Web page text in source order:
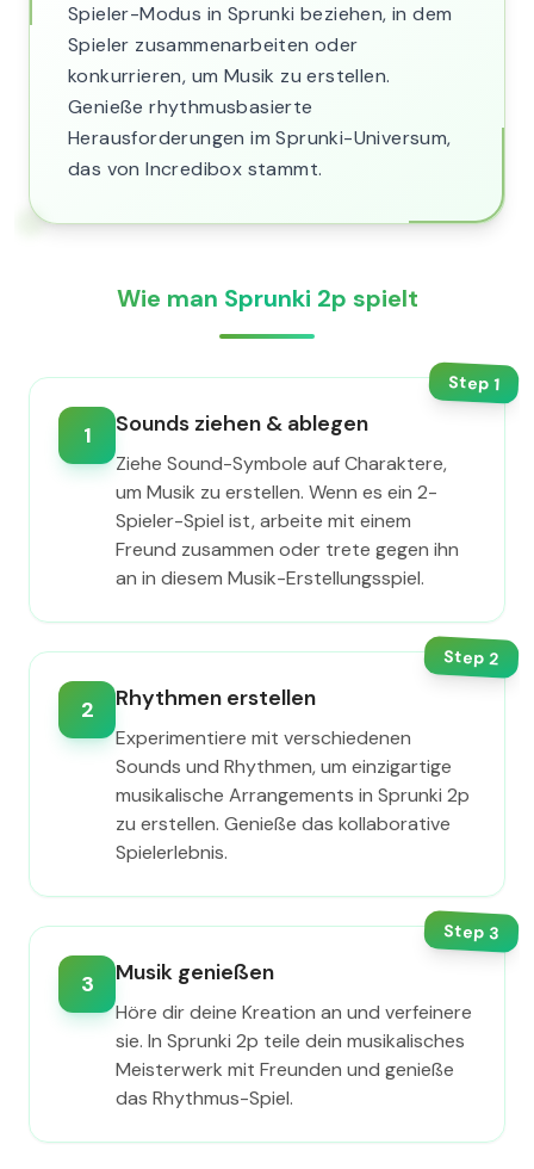
Spieler-Modus in Sprunki beziehen, in dem
Spieler zusammenarbeiten oder
konkurrieren, um Musik zu erstellen.
Genieße rhythmusbasierte
Herausforderungen im Sprunki-Universum,
das von Incredibox stammt.
Wie man Sprunki 2p spielt
Step1
1 Sounds ziehen & ablegen
Ziehe Sound-Symbole auf Charaktere,
um Musik zu erstellen. Wenn es ein 2-
Spieler-Spiel ist, arbeite mit einem
Freund zusammen oder trete gegen ihn
an in diesem Musik-Erstellungsspiel.
Step2
2 Rhythmen erstellen
Experimentiere mit verschiedenen
Sounds und Rhythmen, um einzigartige
musikalische Arrangements in Sprunki 2p
zu erstellen. Genieße das kollaborative
Spielerlebnis.
Step3
3 Musik genießen
Höre dir deine Kreation an und verfeinere
sie. In Sprunki 2p teile dein musikalisches
Meisterwerk mit Freunden und genieße
das Rhythmus-Spiel.